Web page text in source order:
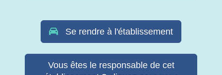
Se rendre à l'établissement
Vous êtes le responsable de cet